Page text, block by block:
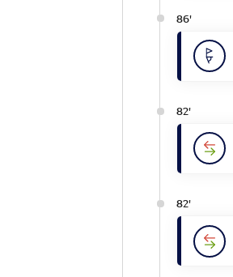
86'
82'
82'